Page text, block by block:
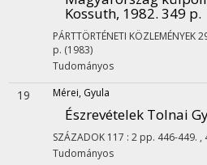
Kossuth, 1982. 349 p.
PÁRTTÖRTÉNETI KÖZLEMÉNYEK
p. (1983)
Tudományos
19 Mérei, Gyula
Észrevételek Tolnai
SZÁZADOK 117 : 2 pp. 446-449. ,
Tudományos